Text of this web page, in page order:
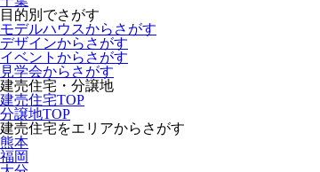
目的別でさがす
モデルハウスからさがす
デザインからさがす
イベントからさがす
見学会からさがす
建売住宅・分譲地
建売住宅TOP
分譲地TOP
建売住宅をエリアからさがす
熊本
福岡